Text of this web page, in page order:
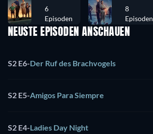
6
Episoden
8
Episoden
NEUSTE EPISODEN ANSCHAUEN
S2 E6-Der Ruf des Brachvogels
S2 E5-Amigos Para Siempre
S2 E4-Ladies Day Night